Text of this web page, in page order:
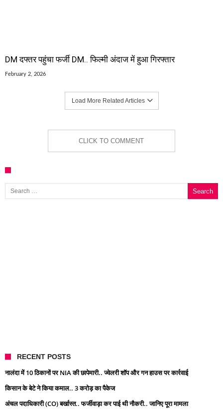
DM दफ्तर पहुंचा फर्जी DM.. फिल्मी अंदाज में हुआ गिरफ्तार
February 2, 2026
Load More Related Articles
CLICK TO COMMENT
Search for:
RECENT POSTS
नालंदा में 10 ठिकानों पर NIA की छापेमारी.. ज्वेलरी शॉप और गन हाउस पर कार्रवाई
किसान के बेटे ने किया कमाल.. 3 करोड़ का पैकेज
अंचल पदाधिकारी (CO) बर्खास्त.. फर्जीवाड़ा कर पाई थी नौकरी.. जानिए पूरा मामला